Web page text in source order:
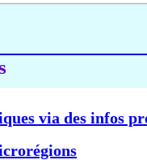
via des infos